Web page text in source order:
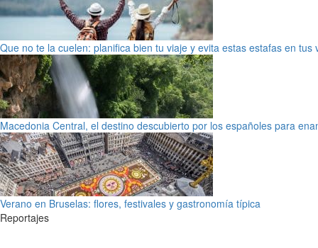
Que no te la cuelen: planifica bien tu viaje y evita estas estafas en tus
Macedonia Central, el destino descubierto por los españoles para
Verano en Bruselas: flores, festivales y gastronomía típica
Reportajes